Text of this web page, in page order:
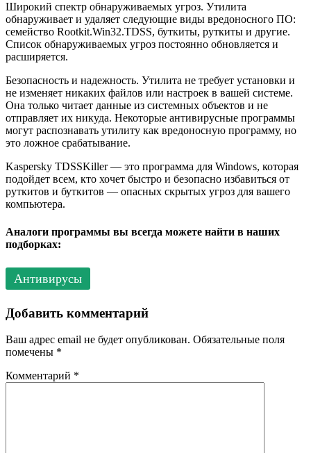
Широкий спектр обнаруживаемых угроз. Утилита
обнаруживает и удаляет следующие виды вредоносного ПО:
семейство Rootkit.Win32.TDSS, буткиты, руткиты и другие.
Список обнаруживаемых угроз постоянно обновляется и
расширяется.
Безопасность и надежность. Утилита не требует установки и
не изменяет никаких файлов или настроек в вашей системе.
Она только читает данные из системных объектов и не
отправляет их никуда. Некоторые антивирусные программы
могут распознавать утилиту как вредоносную программу, но
это ложное срабатывание.
Kaspersky TDSSKiller — это программа для Windows, которая
подойдет всем, кто хочет быстро и безопасно избавиться от
руткитов и буткитов — опасных скрытых угроз для вашего
компьютера.
Аналоги программы вы всегда можете найти в наших
подборках:
Антивирусы
Добавить комментарий
Ваш адрес email не будет опубликован. Обязательные поля
помечены *
Комментарий *